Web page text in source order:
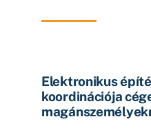
Elektronikus
koordinációja